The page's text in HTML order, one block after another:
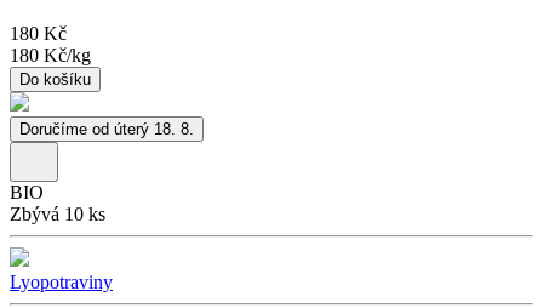
180 Kč
180 Kč/kg
Do košíku
Doručíme od úterý 18. 8.
BIO
Zbývá 10 ks
Lyopotraviny